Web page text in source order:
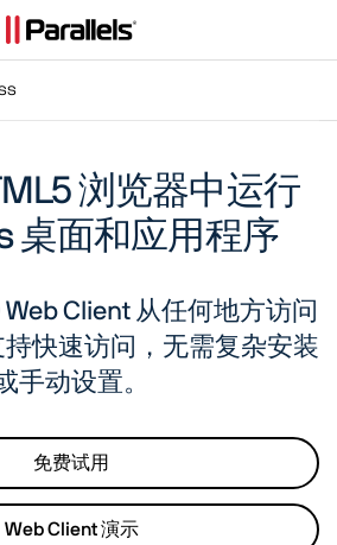
浏览器中运行
桌面和应用程序
Client 从任何地方访问
快速访问，无需复杂安装
手动设置。
免费试用
Web Client 演示